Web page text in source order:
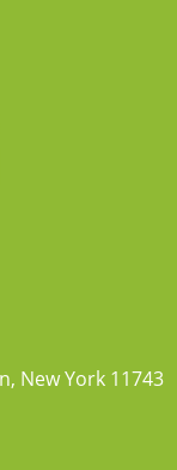
New York 11743